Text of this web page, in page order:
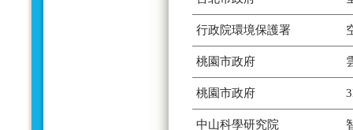
行政院環境保護署
桃園市政府
桃園市政府
中山科學研究院